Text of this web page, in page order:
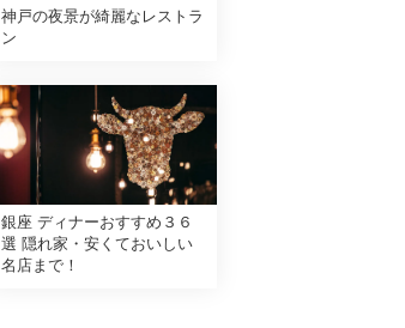
神戸の夜景が綺麗なレストラ
ン
銀座 ディナーおすすめ３６
選 隠れ家・安くておいしい
名店まで！